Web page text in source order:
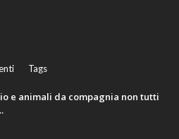
Tags
e animali da compagnia non tutti